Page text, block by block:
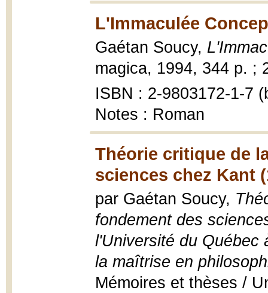
L'Immaculée
Gaétan Soucy,
magica, 1994, 344 p. ;
ISBN : 2-9803172-1-7
Notes : Roman
Théorie critique de
sciences chez Kant
par Gaétan Soucy,
fondement des
l'Université du Québec
la maîtrise en
Mémoires et thèses /